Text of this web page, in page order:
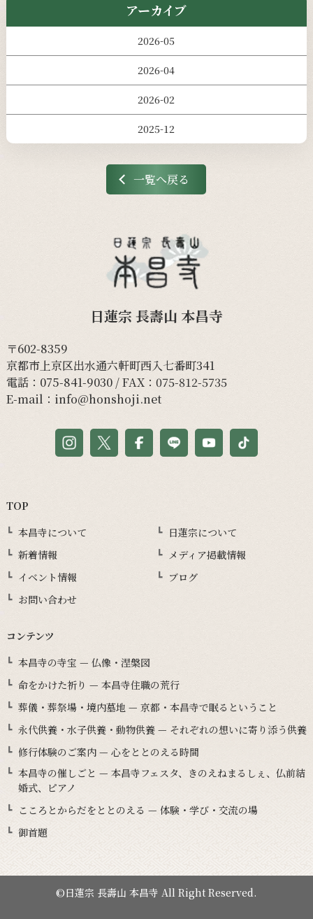
アーカイブ
2026-05
2026-04
2026-02
2025-12
一覧へ戻る
日蓮宗 長壽山 本昌寺
〒602-8359
京都市上京区出水通六軒町西入七番町341
電話： 075-841-9030/ FAX：075-812-5735
E-mail： info@honshoji.net
TOP
本昌寺について
日蓮宗について
新着情報
メディア掲載情報
イベント情報
ブログ
お問い合わせ
コンテンツ
本昌寺の寺宝 — 仏像・涅槃図
命をかけた祈り — 本昌寺住職の荒行
葬儀・葬祭場・境内墓地 — 京都・本昌寺で眠るということ
永代供養・水子供養・動物供養 — それぞれの想いに寄り添う供養
修行体験のご案内 — 心をととのえる時間
本昌寺の催しごと — 本昌寺フェスタ、きのえねまるしぇ、仏前結
婚式、ピアノ
こころとからだをととのえる — 体験・学び・交流の場
御首題
©日蓮宗 長壽山 本昌寺 All Right Reserved.